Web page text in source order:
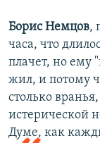
Борис Немцов,
часа, что
плачет, но ему
жил, и потому
столько
истерической
Думе, как